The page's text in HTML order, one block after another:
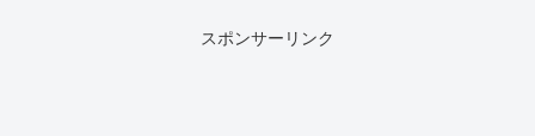
スポンサーリンク